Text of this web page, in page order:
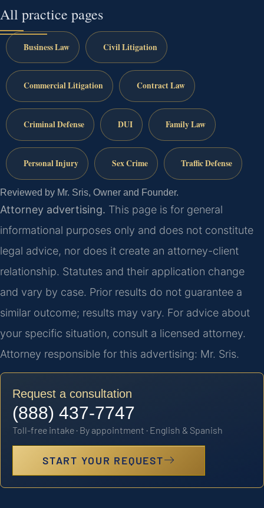
All practice pages
Business Law Civil Litigation
Commercial Litigation Contract Law
Criminal Defense DUI Family Law
Personal Injury Sex Crime Traffic Defense
Reviewed by Mr. Sris, Owner and Founder.
Attorney advertising. This page is for general
informational purposes only and does not constitute
legal advice, nor does it create an attorney-client
relationship. Statutes and their application change
and vary by case. Prior results do not guarantee a
similar outcome; results may vary. For advice about
your specific situation, consult a licensed attorney.
Attorney responsible for this advertising: Mr. Sris.
Request a consultation
(888) 437-7747
Toll-free intake · By appointment · English & Spanish
START YOUR REQUEST